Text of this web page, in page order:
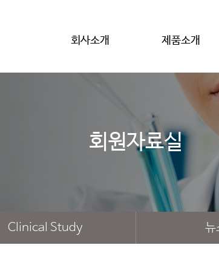
회사소개 제품소개
회원자료실
Clinical Study 뉴